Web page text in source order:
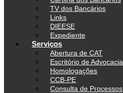
TV dos Bancários
Links
DIEESE
Expediente
Serviços
Abertura de CAT
Escritório de Advocacia
Homologações
CCB-PE
Consulta de Processos